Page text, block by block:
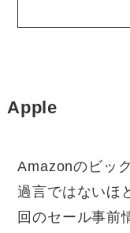
Apple
Amazonのビッ
過言ではないほ
回のセール事前